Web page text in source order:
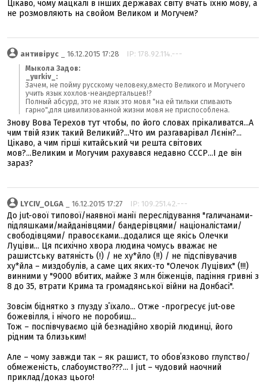
Цікаво, чому мацкалі в інших державах світу вчать їхню мову, а
не розмовляють на свойом Великом и Могучем?
антивірус _ 16.12.2015 17:28 IP: 178.92.114.---
Мыкола Задов:
_yurkiv_:
Зачем, не пойму русскому человеку,вместо Великого и Могучего
учить язык хохлов-неандертальцев!?
Полный абсурд, это не язык это мовя "на ей тильки спивають
гарно",для цивилизованной жизни мовя не приспособлена.
Знову Вова Терехов тут чтобы, по його словах прікаливатся...А
чим твій язик такий Великий?...Что им разгаварівал Лєнін?...
Цікаво, а чим гірші китайський чи решта світових
мов?...Великим и Могучим рахувався недавно СССР...І де він
зараз?
LYCIV_OLGA _ 16.12.2015 17:27 IP: 109.251.42.---
До jut-ової типової/наявної манії переслідування "галичанами-
підляшками/майданівцями/ бандерівцями/ націоналістами/
свободівцями/ правосєками...додалися ще якісь Олечки
Луціви... Ця психічно хвора людина чомусь вважає не
рашистську ватяність (!) / не ху*йло (!!) / не підспівувачив
ху*йла – миздобулів, а саме цих яких-то "Олечок Луцівих" (!!!)
винними у "9000 вбитих, майже 3 млн біженців, падіння гривні з
8 до 35, втрати Крима та громадянської війни на Донбасі".
Зовсім біднятко з глузду з΄їхало... Отже -прогресує jut-ове
божевілля, і нічого не поробиш...
Тож – поспівчуваємо цій безнадійно хворій людинці, його
рідним та близьким!
Але – чому завжди так – як рашист, то обов΄язково глупство/
обмеженість, слабоумство???... І jut – чудовий наочний
приклад/доказ цього!